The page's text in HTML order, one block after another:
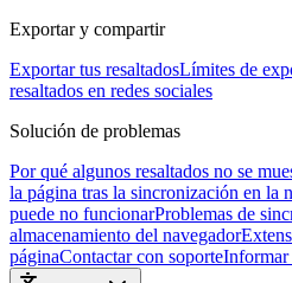
Exportar y compartir
Exportar tus resaltadosLímites de
resaltados en redes sociales
Solución de problemas
Por qué algunos resaltados no se
la página tras la sincronización en la
puede no funcionarProblemas de
almacenamiento del navegador
páginaContactar con soporteInformar